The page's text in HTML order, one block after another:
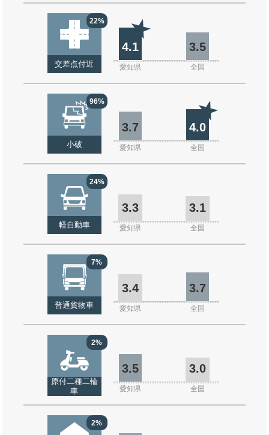
22%
交差点付近
4.1 3.5
愛知県 全国
96%
小破
3.7 4.0
愛知県 全国
24%
軽自動車
3.3 3.1
愛知県 全国
7%
普通貨物車
3.4 3.7
愛知県 全国
2%
原付二種二輪
車
3.5 3.0
愛知県 全国
2%